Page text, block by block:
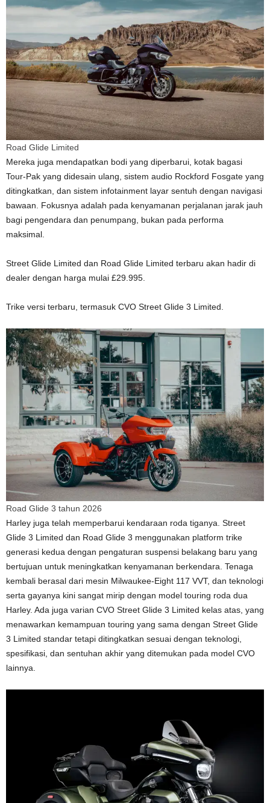
Road Glide Limited
Mereka juga mendapatkan bodi yang diperbarui, kotak bagasi
Tour-Pak yang didesain ulang, sistem audio Rockford Fosgate yang
ditingkatkan, dan sistem infotainment layar sentuh dengan navigasi
bawaan. Fokusnya adalah pada kenyamanan perjalanan jarak jauh
bagi pengendara dan penumpang, bukan pada performa
maksimal.
Street Glide Limited dan Road Glide Limited terbaru akan hadir di
dealer dengan harga mulai £29.995.
Trike versi terbaru, termasuk CVO Street Glide 3 Limited.
Road Glide 3 tahun 2026
Harley juga telah memperbarui kendaraan roda tiganya. Street
Glide 3 Limited dan Road Glide 3 menggunakan platform trike
generasi kedua dengan pengaturan suspensi belakang baru yang
bertujuan untuk meningkatkan kenyamanan berkendara. Tenaga
kembali berasal dari mesin Milwaukee-Eight 117 VVT, dan teknologi
serta gayanya kini sangat mirip dengan model touring roda dua
Harley. Ada juga varian CVO Street Glide 3 Limited kelas atas, yang
menawarkan kemampuan touring yang sama dengan Street Glide
3 Limited standar tetapi ditingkatkan sesuai dengan teknologi,
spesifikasi, dan sentuhan akhir yang ditemukan pada model CVO
lainnya.